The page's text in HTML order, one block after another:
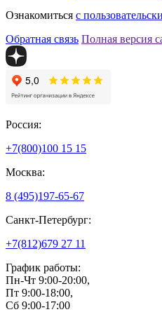
Ознакомиться с
Обратная связь Полная версия
Россия:
+7(800)100 15 15
Москва:
8 (495)197-65-67
Санкт-Петербург:
+7(812)679 27 11
График работы:
Пн-Чт 9:00-20:00,
Пт 9:00-18:00,
Сб 9:00-17:00